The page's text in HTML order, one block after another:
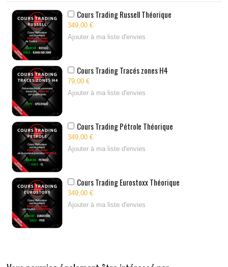
Cours Trading Russell Théorique
349,00 €
Ajouter à ma liste d'envies
Cours Trading Tracés zones H4
79,00 €
Ajouter à ma liste d'envies
Cours Trading Pétrole Théorique
349,00 €
Ajouter à ma liste d'envies
Cours Trading Eurostoxx Théorique
349,00 €
Ajouter à ma liste d'envies